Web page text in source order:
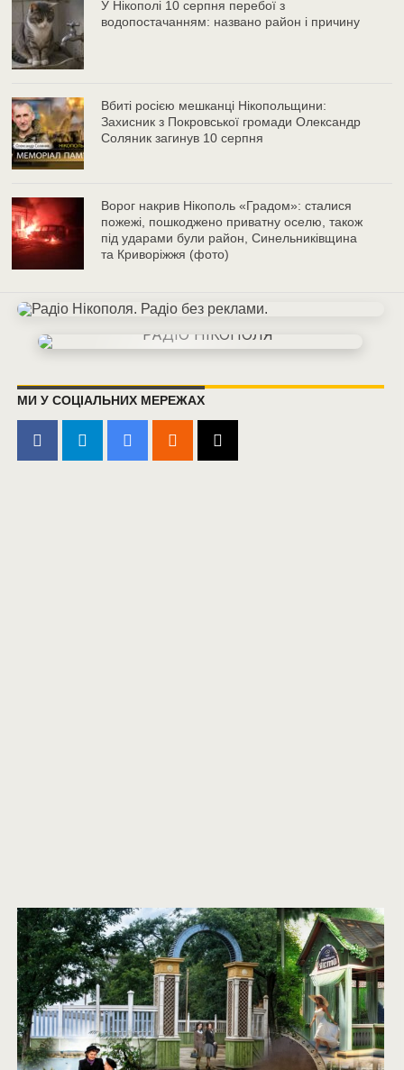
У Нікополі 10 серпня перебої з
водопостачанням: названо район і причину
Вбиті росією мешканці Нікопольщини:
Захисник з Покровської громади Олександр
Соляник загинув 10 серпня
Ворог накрив Нікополь «Градом»: сталися
пожежі, пошкоджено приватну оселю, також
під ударами були район, Синельниківщина
та Криворіжжя (фото)
МИ У СОЦІАЛЬНИХ МЕРЕЖАХ